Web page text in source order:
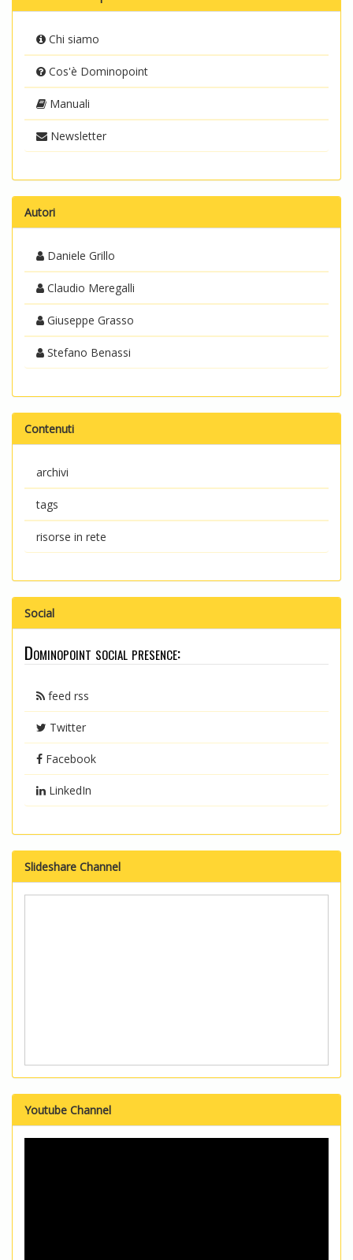
Chi siamo
Cos'è Dominopoint
Manuali
Newsletter
Autori
Daniele Grillo
Claudio Meregalli
Giuseppe Grasso
Stefano Benassi
Contenuti
archivi
tags
risorse in rete
Social
Dominopoint social presence:
feed rss
Twitter
Facebook
LinkedIn
Slideshare Channel
Youtube Channel